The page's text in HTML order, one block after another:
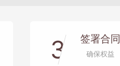
3 签署合同
确保权益